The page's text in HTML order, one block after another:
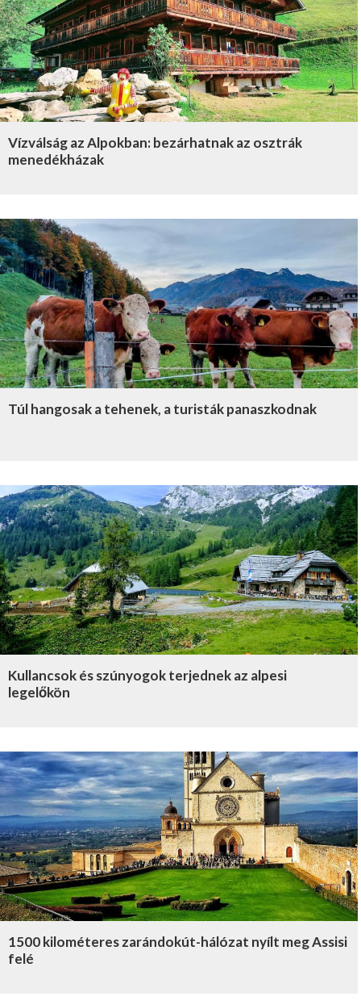
Vízválság az Alpokban: bezárhatnak az osztrák
menedékházak
Túl hangosak a tehenek, a turisták panaszkodnak
Kullancsok és szúnyogok terjednek az alpesi
legelőkön
1500 kilométeres zarándokút-hálózat nyílt meg Assisi
felé